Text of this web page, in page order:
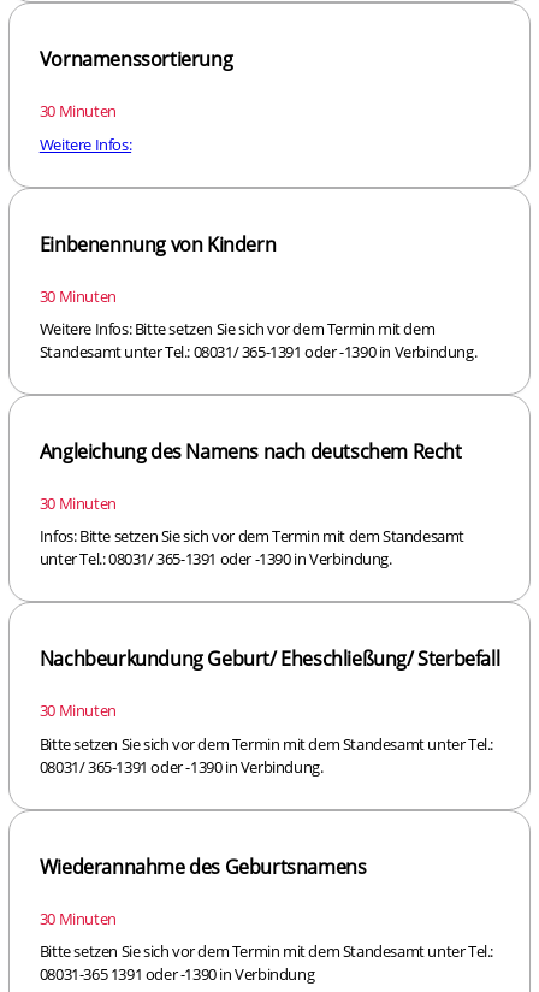
Vornamenssortierung
30 Minuten
Weitere Infos:
Einbenennung von Kindern
30 Minuten
Weitere Infos: Bitte setzen Sie sich vor dem Termin mit dem
Standesamt unter Tel.: 08031/ 365-1391 oder -1390 in Verbindung.
Angleichung des Namens nach deutschem Recht
30 Minuten
Infos: Bitte setzen Sie sich vor dem Termin mit dem Standesamt
unter Tel.: 08031/ 365-1391 oder -1390 in Verbindung.
Nachbeurkundung Geburt/ Eheschließung/ Sterbefall
30 Minuten
Bitte setzen Sie sich vor dem Termin mit dem Standesamt unter Tel.:
08031/ 365-1391 oder -1390 in Verbindung.
Wiederannahme des Geburtsnamens
30 Minuten
Bitte setzen Sie sich vor dem Termin mit dem Standesamt unter Tel.:
08031-365 1391 oder -1390 in Verbindung